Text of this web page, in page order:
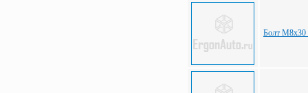
Болт М8х30